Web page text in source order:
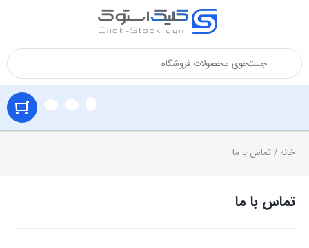
خانه/ تماس با ما
تماس با ما